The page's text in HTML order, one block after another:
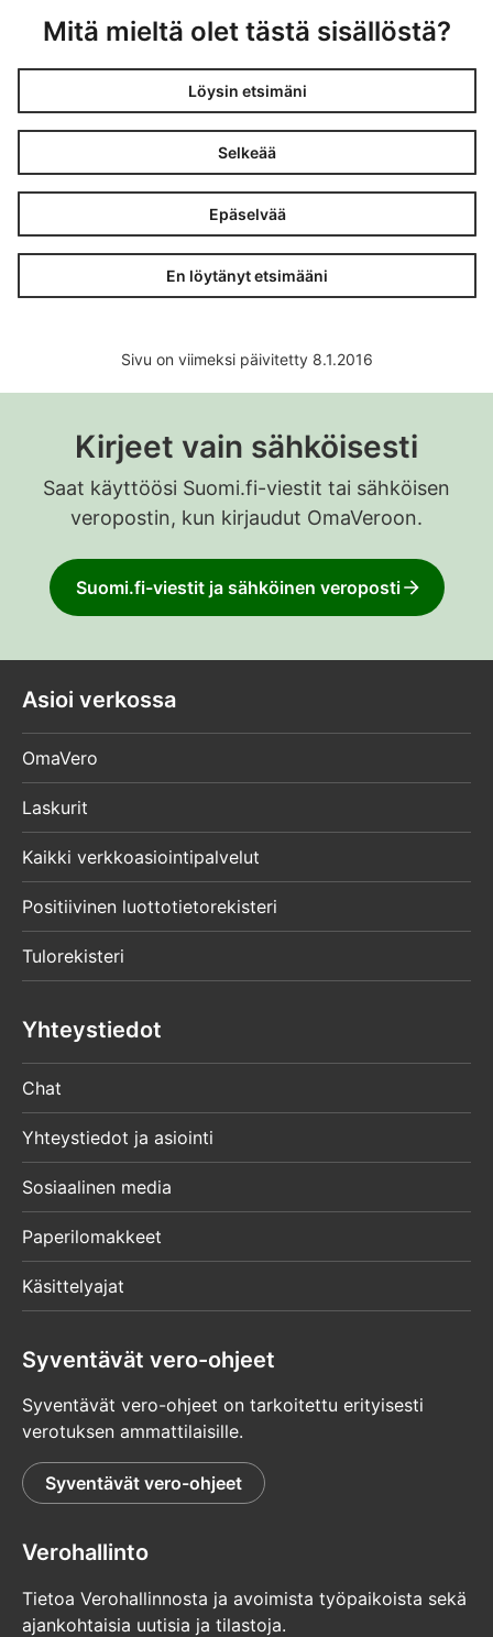
Mitä mieltä olet tästä sisällöstä?
Löysin etsimäni
Selkeää
Epäselvää
En löytänyt etsimääni
Sivu on viimeksi päivitetty 8.1.2016
Kirjeet vain sähköisesti
Saat käyttöösi Suomi.fi-viestit tai sähköisen
veropostin, kun kirjaudut OmaVeroon.
Suomi.fi-viestit ja sähköinen veroposti
Asioi verkossa
OmaVero
Laskurit
Kaikki verkkoasiointipalvelut
Positiivinen luottotietorekisteri
Tulorekisteri
Yhteystiedot
Chat
Yhteystiedot ja asiointi
Sosiaalinen media
Paperilomakkeet
Käsittelyajat
Syventävät vero-ohjeet
Syventävät vero-ohjeet on tarkoitettu erityisesti
verotuksen ammattilaisille.
Syventävät vero-ohjeet
Verohallinto
Tietoa Verohallinnosta ja avoimista työpaikoista sekä
ajankohtaisia uutisia ja tilastoja.